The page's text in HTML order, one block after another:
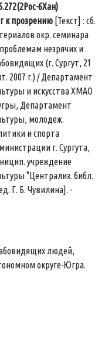
6Хан)
к прозрению [Текст] : сб.
окр. семинара
незрячих и
(г. Сургут, 21
2007 г.) / Департамент
и искусства ХМАО
Департамент
молодеж.
и спорта
г. Сургута,
учреждение
"Централиз. библ.
Г. Б. Чувилина]. -
людей,
округе-Югра.